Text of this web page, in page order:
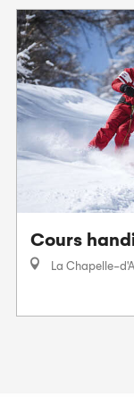
Cours
La Chapelle-